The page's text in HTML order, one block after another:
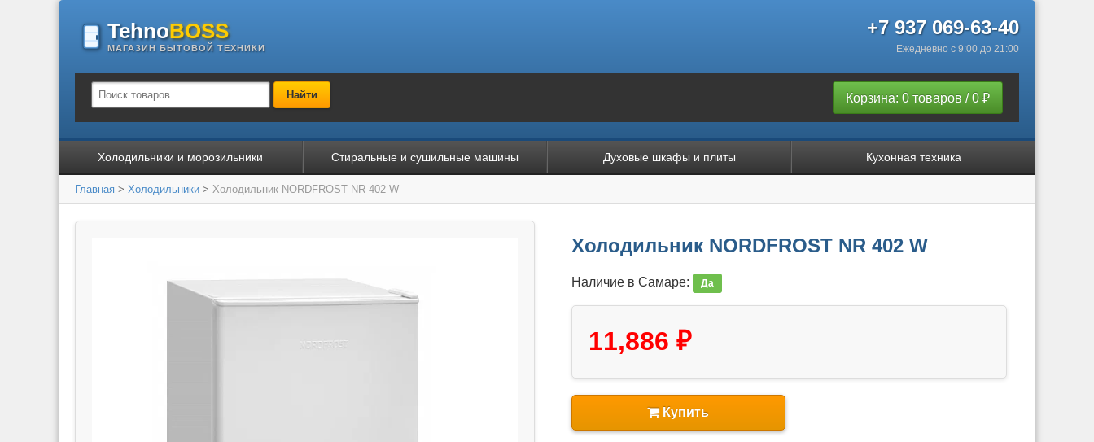
TehnoBOSS
МАГАЗИН БЫТОВОЙ ТЕХНИКИ
+7 937 069-63-40
Ежедневно с 9:00 до 21:00
Найти Корзина: 0 товаров / 0 ₽
Холодильники и морозильники Стиральные и сушильные машины Духовые шкафы и плиты Кухонная техника
Главная > Холодильники > Холодильник NORDFROST NR 402 W
Холодильник NORDFROST NR 402 W
Наличие в Самаре: Да
11,886 ₽
Купить